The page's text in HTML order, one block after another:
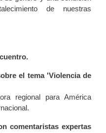
de nuestras
el tema 'Violencia de
regional para América
comentaristas expertas